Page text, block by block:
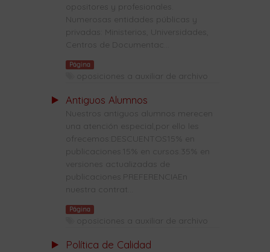
opositores y profesionales.
Numerosas entidades públicas y
privadas: Ministerios, Universidades,
Centros de Documentac...
Página
oposiciones a auxiliar de archivo
Antiguos Alumnos
Nuestros antiguos alumnos merecen
una atención especial,por ello les
ofrecemos:DESCUENTOS15% en
publicaciones.15% en cursos.35% en
versiones actualizadas de
publicaciones.PREFERENCIAEn
nuestra contrat...
Página
oposiciones a auxiliar de archivo
Política de Calidad